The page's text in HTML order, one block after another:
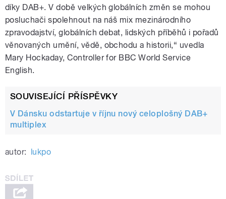
díky DAB+. V době velkých globálních změn se mohou
posluchači spolehnout na náš mix mezinárodního
zpravodajství, globálních debat, lidských příběhů i pořadů
věnovaných umění, vědě, obchodu a historii,“ uvedla
Mary Hockaday, Controller for BBC World Service
English.
SOUVISEJÍCÍ PŘÍSPĚVKY
V Dánsku odstartuje v říjnu nový celoplošný DAB+
multiplex
autor: lukpo